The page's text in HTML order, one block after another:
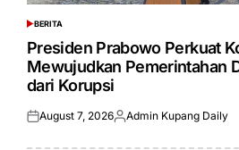
POSTED
IN
BERITA
Presiden Prabowo Perkuat
Mewujudkan Pemerintahan
dari Korupsi
Posted
August 7, 2026Posted
Admin Kupang Daily